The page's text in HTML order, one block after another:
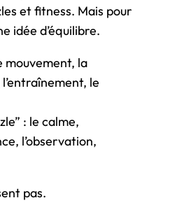
et fitness. Mais pour
idée d’équilibre.
mouvement, la
le
: le calme,
l’observation,
pas.